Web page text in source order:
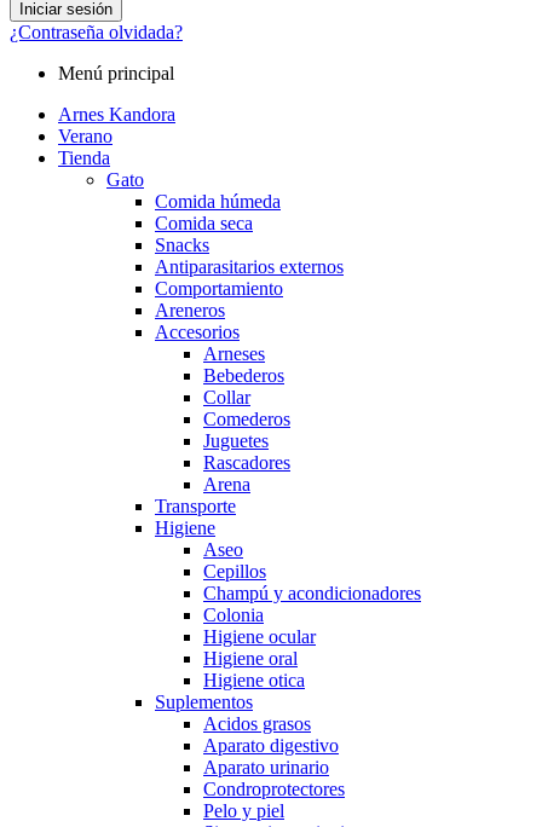
Iniciar sesión
¿Contraseña olvidada?
Menú principal
Arnes Kandora
Verano
Tienda
Gato
Comida húmeda
Comida seca
Snacks
Antiparasitarios externos
Comportamiento
Areneros
Accesorios
Arneses
Bebederos
Collar
Comederos
Juguetes
Rascadores
Arena
Transporte
Higiene
Aseo
Cepillos
Champú y acondicionadores
Colonia
Higiene ocular
Higiene oral
Higiene otica
Suplementos
Acidos grasos
Aparato digestivo
Aparato urinario
Condroprotectores
Pelo y piel